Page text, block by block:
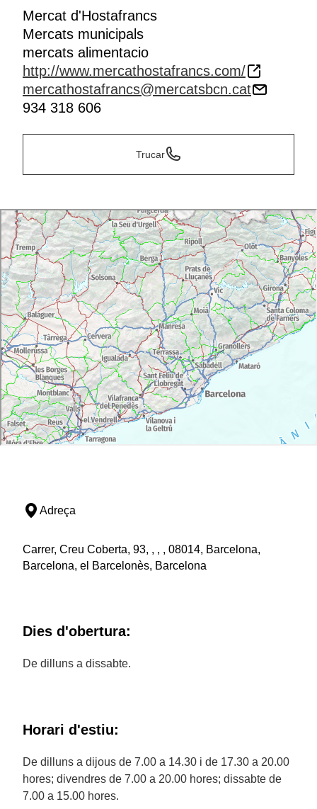
Mercat d'Hostafrancs
Mercats municipals
mercats alimentacio
http://www.mercathostafrancs.com/
mercathostafrancs@mercatsbcn.cat
934 318 606
Trucar
Adreça
Carrer, Creu Coberta, 93, , , , 08014, Barcelona,
Barcelona, el Barcelonès, Barcelona
Dies d'obertura:
De dilluns a dissabte.
Horari d'estiu:
De dilluns a dijous de 7.00 a 14.30 i de 17.30 a 20.00
hores; divendres de 7.00 a 20.00 hores; dissabte de
7.00 a 15.00 hores.